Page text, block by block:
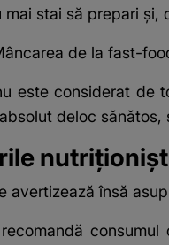
mai stai să prepari
de la fast-
este considerat de
deloc
avertizează însă